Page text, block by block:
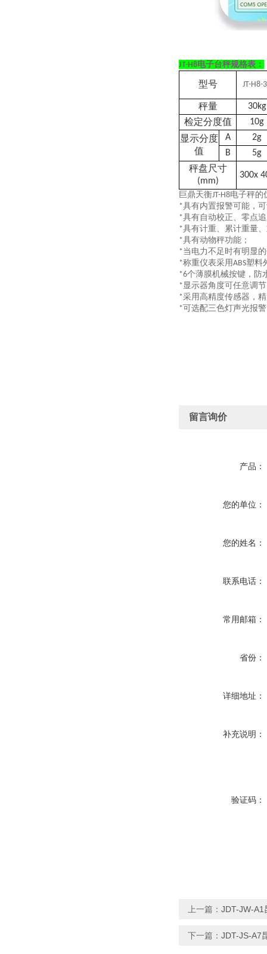
JT-H8电子台秤规格表：
型号 JT-H8-
秤量 30kg
检定分度值 10g
显示分度
值
A
2g
B
5g
秤盘尺寸
(mm)
300x 4
巨鼎天衡JT-H8电子秤的
*具有内置报警可能，
*具有自动校正、零点
*具有计重、累计重量
*具有动物秤功能；
*当电力不足时有明显
*称重仪表采用ABS塑料
*6个薄膜机械按键，防
*显示器角度可任意调
*采用高精度传感器，
*可选配三色灯声光报
留言询价
产品：
您的单位：
您的姓名：
联系电话：
常用邮箱：
省份：
详细地址：
补充说明：
验证码：
上一篇： JDT-JW-A1
下一篇： JDT-JS-A7